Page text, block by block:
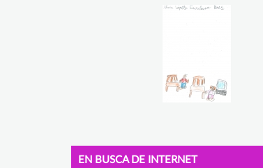
EN BUSCA DE INTERNET